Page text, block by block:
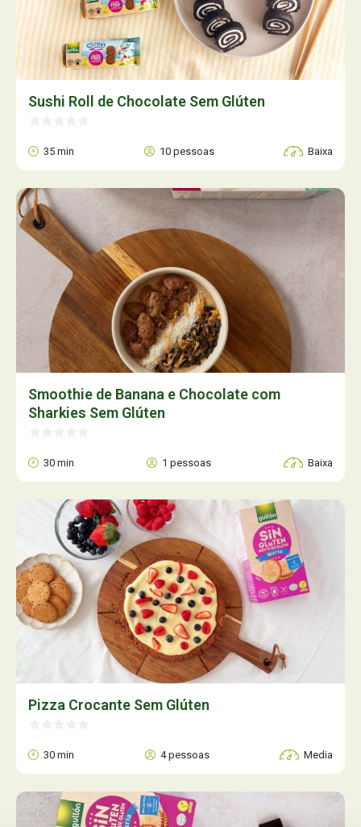
Sushi Roll de Chocolate Sem Glúten
35 min 10 pessoas Baixa
Smoothie de Banana e Chocolate com
Sharkies Sem Glúten
30 min 1 pessoas Baixa
Pizza Crocante Sem Glúten
30 min 4 pessoas Media